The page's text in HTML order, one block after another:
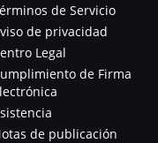
de Servicio
de privacidad
Legal
de Firma
de publicación